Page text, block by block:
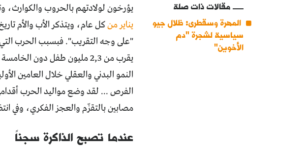
مقالات ذات صلة
المهرة وسقطرى: ظلال جيو
سياسية لشجرة "دم
الأخوين"
يؤرخون لولادتهم بالحروب والكوارث،
يناير من
النمو البدني والعقلي خلال العامين
الفرص ... لقد وضع مواليد الحرب
مصابين بالتقزّم والعجز الفكري، وفي
عندما تصبح الذاكرة سجناً